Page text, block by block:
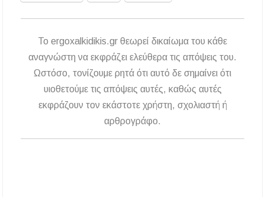
To ergoxalkidikis.gr θεωρεί δικαίωμα του κάθε
αναγνώστη να εκφράζει ελεύθερα τις απόψεις του.
Ωστόσο, τονίζουμε ρητά ότι αυτό δε σημαίνει ότι
υιοθετούμε τις απόψεις αυτές, καθώς αυτές
εκφράζουν τον εκάστοτε χρήστη, σχολιαστή ή
αρθρογράφο.